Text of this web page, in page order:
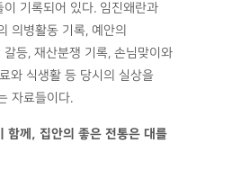
기록되어 있다. 임진왜란과
의병활동 기록, 예안의
등, 재산분쟁 기록, 손님맞이와
와 식생활 등 당시의 실상을
자료들이다.
함께, 집안의 좋은 전통은 대를